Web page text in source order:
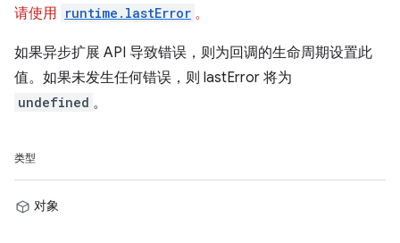
请使用 runtime.lastError 。
如果异步扩展 API 导致错误，则为回调的生命周期设置此
值。如果未发生任何错误，则 lastError 将为
undefined 。
类型
对象